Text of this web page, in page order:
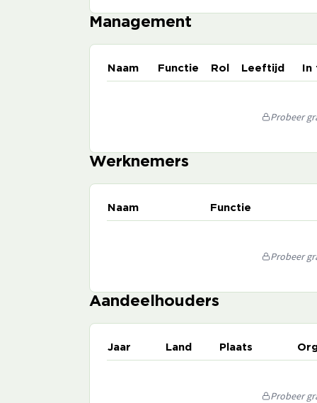
Management
Naam Functie Rol Leeftijd
Probeer
Werknemers
Naam Functie
Probeer
Aandeelhouders
Jaar Land Plaats
Probeer